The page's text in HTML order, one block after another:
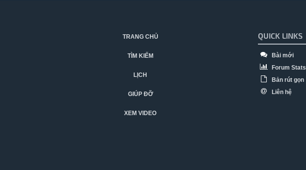
TRANG CHỦ
TÌM KIẾM
LỊCH
GIÚP ĐỠ
XEM VIDEO
QUICK LINKS
Bài mới
Forum Stats
Bản rút gọn
Liên hệ